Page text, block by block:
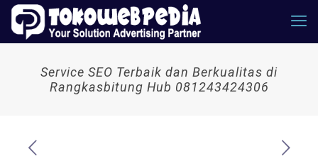
Service SEO Terbaik dan Berkualitas di
Rangkasbitung Hub 081243424306